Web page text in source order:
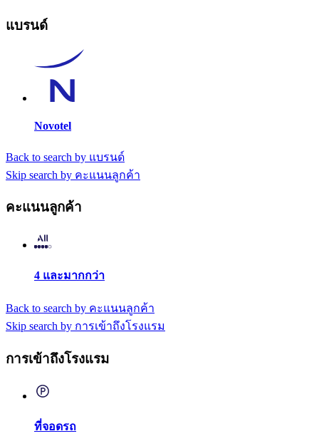
แบรนด์
Novotel
Back to search by แบรนด์
Skip search by คะแนนลูกค้า
คะแนนลูกค้า
4 และมากกว่า
Back to search by คะแนนลูกค้า
Skip search by การเข้าถึงโรงแรม
การเข้าถึงโรงแรม
ที่จอดรถ